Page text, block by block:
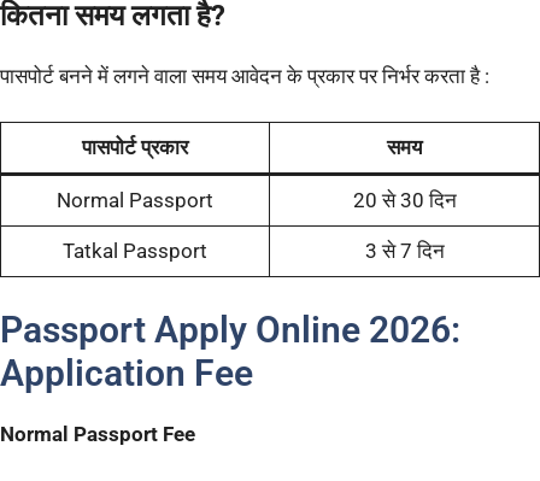
कितना समय लगता है?
पासपोर्ट बनने में लगने वाला समय आवेदन के प्रकार पर निर्भर करता है :
पासपोर्ट प्रकार समय
Normal Passport 20 से 30 दिन
Tatkal Passport 3 से 7 दिन
Passport Apply Online 2026:
Application Fee
Normal Passport Fee